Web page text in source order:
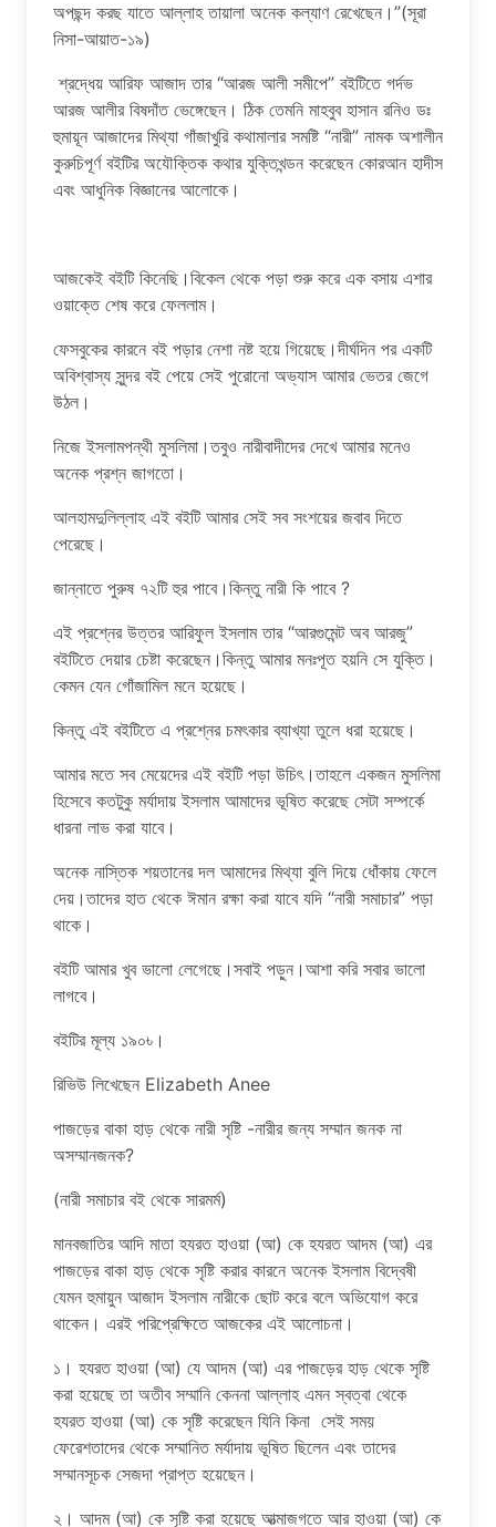
অপছন্দ করছ যাতে আল্লাহ তায়ালা অনেক কল্যাণ রেখেছেন।”(সূরা
নিসা-আয়াত-১৯)
শ্রদ্ধেয় আরিফ আজাদ তার “আরজ আলী সমীপে” বইটিতে গর্দভ
আরজ আলীর বিষদাঁত ভেঙ্গেছেন। ঠিক তেমনি মাহবুব হাসান রনিও ডঃ
হুমায়ূন আজাদের মিথ্যা গাঁজাখুরি কথামালার সমষ্টি “নারী” নামক অশালীন
কুরুচিপূর্ণ বইটির অযৌক্তিক কথার যুক্তিখন্ডন করেছেন কোরআন হাদীস
এবং আধুনিক বিজ্ঞানের আলোকে।
আজকেই বইটি কিনেছি।বিকেল থেকে পড়া শুরু করে এক বসায় এশার
ওয়াক্তে শেষ করে ফেললাম।
ফেসবুকের কারনে বই পড়ার নেশা নষ্ট হয়ে গিয়েছে।দীর্ঘদিন পর একটি
অবিশ্বাস্য সুন্দর বই পেয়ে সেই পুরোনো অভ্যাস আমার ভেতর জেগে
উঠল।
নিজে ইসলামপন্থী মুসলিমা।তবুও নারীবাদীদের দেখে আমার মনেও
অনেক প্রশ্ন জাগতো।
আলহামদুলিল্লাহ এই বইটি আমার সেই সব সংশয়ের জবাব দিতে
পেরেছে।
জান্নাতে পুরুষ ৭২টি হুর পাবে।কিন্তু নারী কি পাবে ?
এই প্রশ্নের উত্তর আরিফুল ইসলাম তার “আরগুমেন্ট অব আরজু”
বইটিতে দেয়ার চেষ্টা করেছেন।কিন্তু আমার মনঃপূত হয়নি সে যুক্তি।
কেমন যেন গোঁজামিল মনে হয়েছে।
কিন্তু এই বইটিতে এ প্রশ্নের চমৎকার ব্যাখ্যা তুলে ধরা হয়েছে।
আমার মতে সব মেয়েদের এই বইটি পড়া উচিৎ।তাহলে একজন মুসলিমা
হিসেবে কতটুকু মর্যাদায় ইসলাম আমাদের ভূষিত করেছে সেটা সম্পর্কে
ধারনা লাভ করা যাবে।
অনেক নাস্তিক শয়তানের দল আমাদের মিথ্যা বুলি দিয়ে ধোঁকায় ফেলে
দেয়।তাদের হাত থেকে ঈমান রক্ষা করা যাবে যদি “নারী সমাচার” পড়া
থাকে।
বইটি আমার খুব ভালো লেগেছে।সবাই পড়ুন।আশা করি সবার ভালো
লাগবে।
বইটির মূল্য ১৯০৳।
রিভিউ লিখেছেন Elizabeth Anee
পাজড়ের বাকা হাড় থেকে নারী সৃষ্টি -নারীর জন্য সম্মান জনক না
অসম্মানজনক?
(নারী সমাচার বই থেকে সারমর্ম)
মানবজাতির আদি মাতা হযরত হাওয়া (আ) কে হযরত আদম (আ) এর
পাজড়ের বাকা হাড় থেকে সৃষ্টি করার কারনে অনেক ইসলাম বিদ্বেষী
যেমন হুমায়ুন আজাদ ইসলাম নারীকে ছোট করে বলে অভিযোগ করে
থাকেন। এরই পরিপ্রেক্ষিতে আজকের এই আলোচনা।
১। হযরত হাওয়া (আ) যে আদম (আ) এর পাজড়ের হাড় থেকে সৃষ্টি
করা হয়েছে তা অতীব সম্মানি কেননা আল্লাহ এমন স্বত্বা থেকে
হযরত হাওয়া (আ) কে সৃষ্টি করেছেন যিনি কিনা সেই সময়
ফেরেশতাদের থেকে সম্মানিত মর্যাদায় ভূষিত ছিলেন এবং তাদের
সম্মানসূচক সেজদা প্রাপ্ত হয়েছেন।
২। আদম (আ) কে সৃষ্টি করা হয়েছে আত্মাজগতে আর হাওয়া (আ) কে